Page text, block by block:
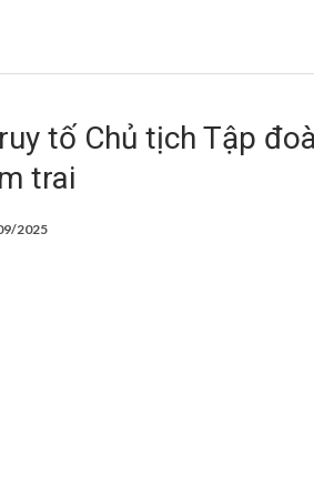
tố Chủ tịch Tập
trai
2025